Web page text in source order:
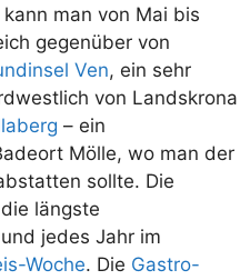
kann man von Mai bis
gegenüber von
Ven, ein sehr
von Landskrona
– ein
Mölle, wo man der
sollte. Die
längste
jedes Jahr im
Woche. Die Gastro-